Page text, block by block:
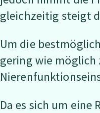
gleichzeitig steigt
Um die
gering wie möglich
Da es sich um